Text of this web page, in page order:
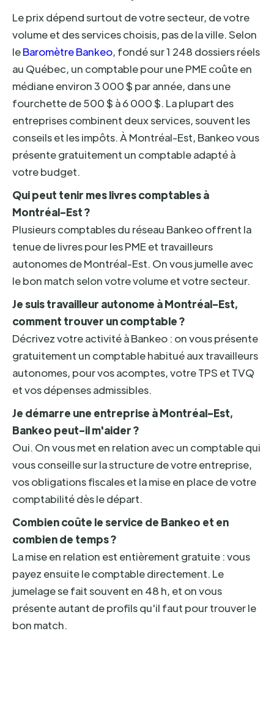
Le prix dépend surtout de votre secteur, de votre
volume et des services choisis, pas de la ville. Selon
leBaromètre Bankeo, fondé sur 1 248 dossiers réels
au Québec, un comptable pour une PME coûte en
médiane environ 3 000 $ par année, dans une
fourchette de 500 $ à 6 000 $. La plupart des
entreprises combinent deux services, souvent les
conseils et les impôts. À Montréal-Est, Bankeo vous
présente gratuitement un comptable adapté à
votre budget.
Qui peut tenir mes livres comptables à
Montréal-Est ?
Plusieurs comptables du réseau Bankeo offrent la
tenue de livres pour les PME et travailleurs
autonomes de Montréal-Est. On vous jumelle avec
le bon match selon votre volume et votre secteur.
Je suis travailleur autonome à Montréal-Est,
comment trouver un comptable ?
Décrivez votre activité à Bankeo : on vous présente
gratuitement un comptable habitué aux travailleurs
autonomes, pour vos acomptes, votre TPS et TVQ
et vos dépenses admissibles.
Je démarre une entreprise à Montréal-Est,
Bankeo peut-il m'aider ?
Oui. On vous met en relation avec un comptable qui
vous conseille sur la structure de votre entreprise,
vos obligations fiscales et la mise en place de votre
comptabilité dès le départ.
Combien coûte le service de Bankeo et en
combien de temps ?
La mise en relation est entièrement gratuite : vous
payez ensuite le comptable directement. Le
jumelage se fait souvent en 48 h, et on vous
présente autant de profils qu'il faut pour trouver le
bon match.